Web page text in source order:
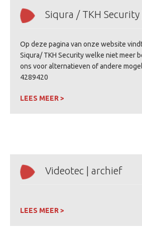
Siqura / TKH
Op deze pagina van onze website
Siqura/ TKH Security welke niet meer
ons voor alternatieven of andere
4289420
LEES MEER >
Videotec | archief
LEES MEER >